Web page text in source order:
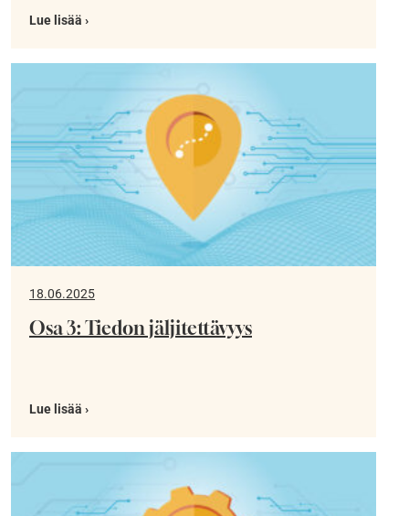
Lue lisää ›
18.06.2025
Osa 3: Tiedon jäljitettävyys
Lue lisää ›